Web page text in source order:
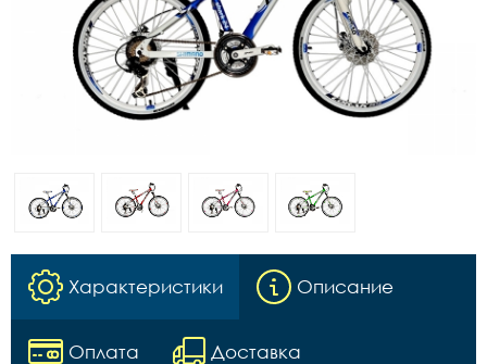
Характеристики Описание
Оплата Доставка